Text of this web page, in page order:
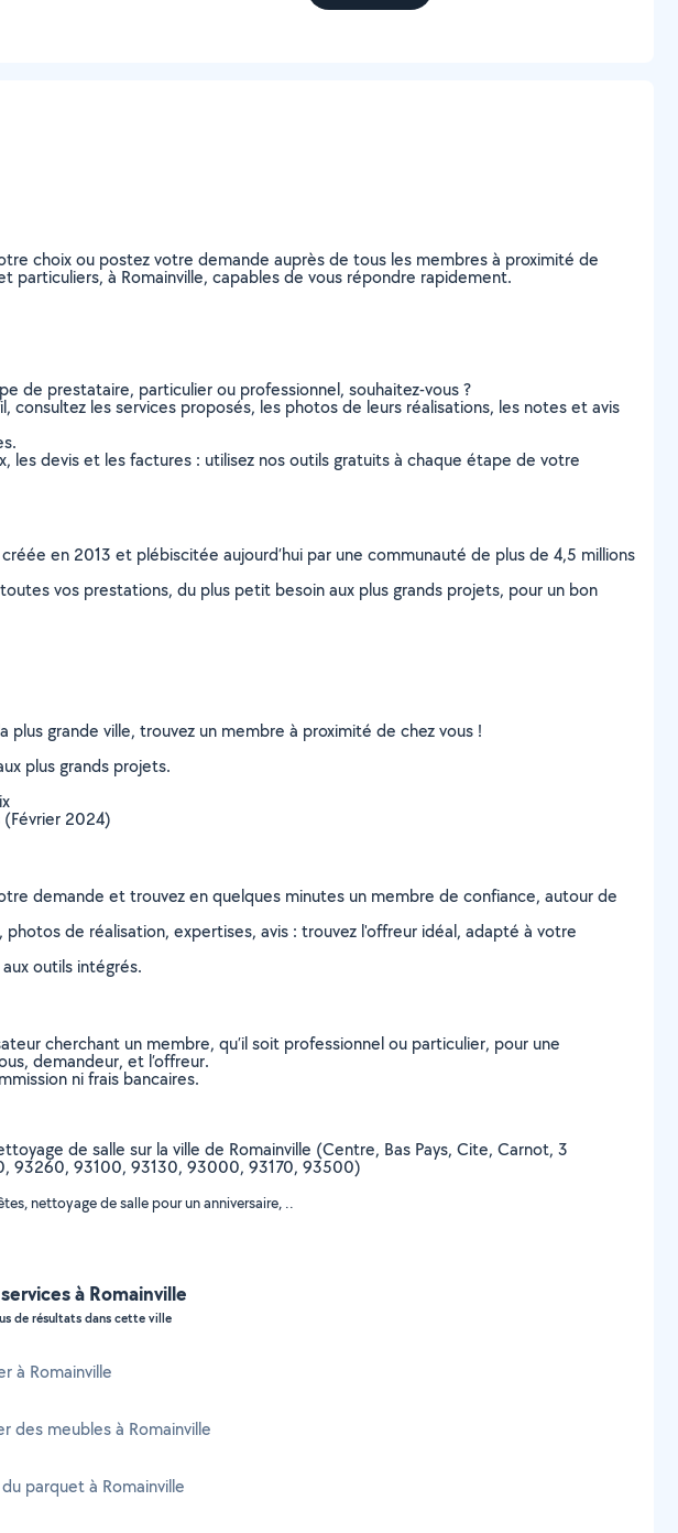
choix ou postez votre demande auprès de tous les membres à proximité de
particuliers, à Romainville, capables de vous répondre rapidement.
de prestataire, particulier ou professionnel, souhaitez-vous ?
consultez les services proposés, les photos de leurs réalisations, les notes et avis
les devis et les factures : utilisez nos outils gratuits à chaque étape de votre
en 2013 et plébiscitée aujourd’hui par une communauté de plus de 4,5 millions
vos prestations, du plus petit besoin aux plus grands projets, pour un bon
grande ville, trouvez un membre à proximité de chez vous !
plus grands projets.
(Février 2024)
demande et trouvez en quelques minutes un membre de confiance, autour de
de réalisation, expertises, avis : trouvez l'offreur idéal, adapté à votre
outils intégrés.
cherchant un membre, qu’il soit professionnel ou particulier, pour une
demandeur, et l’offreur.
ni frais bancaires.
de salle sur la ville de Romainville (Centre, Bas Pays, Cite, Carnot, 3
93260, 93100, 93130, 93000, 93170, 93500)
nettoyage de salle pour un anniversaire, ..
à Romainville
de résultats dans cette ville
à Romainville
des meubles à Romainville
parquet à Romainville